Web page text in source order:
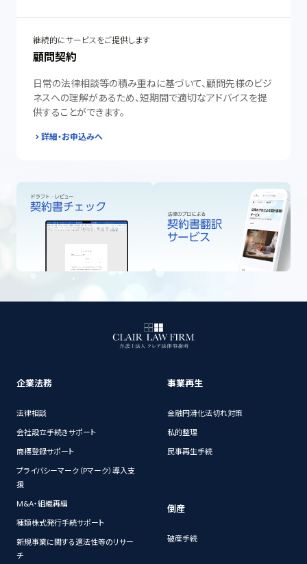
継続的にサービスをご提供します
顧問契約
日常の法律相談等の積み重ねに基づいて、顧問先様のビジ
ネスへの理解があるため、短期間で適切なアドバイスを提
供することができます。
詳細・お申込みへ
企業法務
法律相談
会社設立手続きサポート
商標登録サポート
プライバシーマーク（Pマーク）導入支
援
M&A・組織再編
種類株式発行手続サポート
新規事業に関する適法性等のリサー
チ
事業再生
金融円滑化法切れ対策
私的整理
民事再生手続
倒産
破産手続